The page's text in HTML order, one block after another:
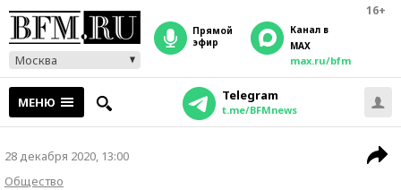
16+
Москва
прямой
эфир
Канал в
MAX
max.ru/bfm
МЕНЮ Telegram
t.me/BFMnews
28 декабря 2020, 13:00
Общество